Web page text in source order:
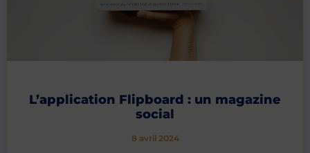
L’application Flipboard : un magazine
social
8 avril 2024